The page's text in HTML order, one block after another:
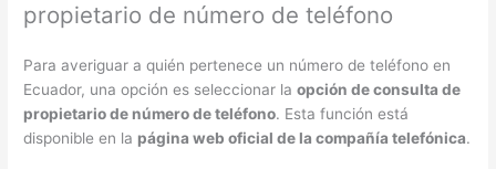
propietario de número de teléfono
Para averiguar a quién pertenece un número de teléfono en
Ecuador, una opción es seleccionar laopción de consulta de
propietario de número de teléfono. Esta función está
disponible en la página web oficial de la compañía telefónica.